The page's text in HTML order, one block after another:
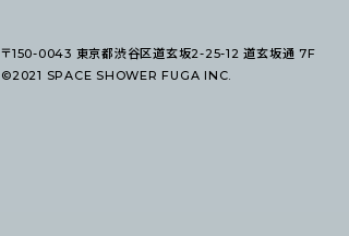
〒150-0043 東京都渋谷区道玄坂2-25-12 道玄坂通 7F
©2021 SPACE SHOWER FUGA INC.